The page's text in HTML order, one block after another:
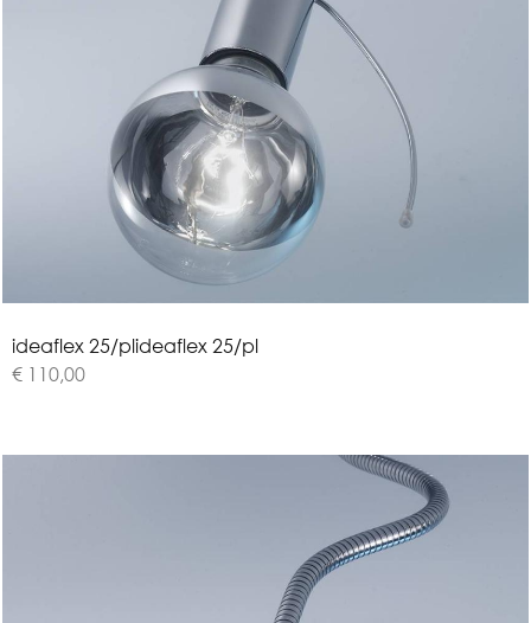
ideaflex 25/plideaflex 25/pl
€ 110,00